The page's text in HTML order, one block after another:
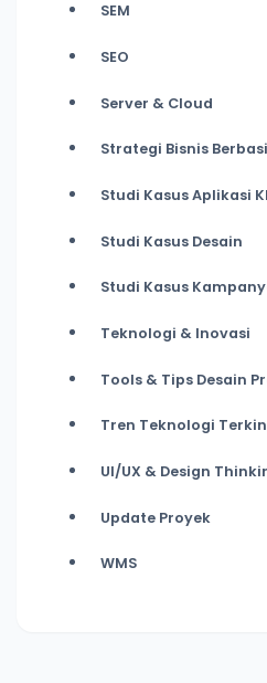
SEM
SEO
Server & Cloud
Strategi Bisnis
Studi Kasus Aplikasi
Studi Kasus Desain
Studi Kasus
Teknologi & Inovasi
Tools & Tips Desain
Tren Teknologi
UI/UX & Design
Update Proyek
WMS